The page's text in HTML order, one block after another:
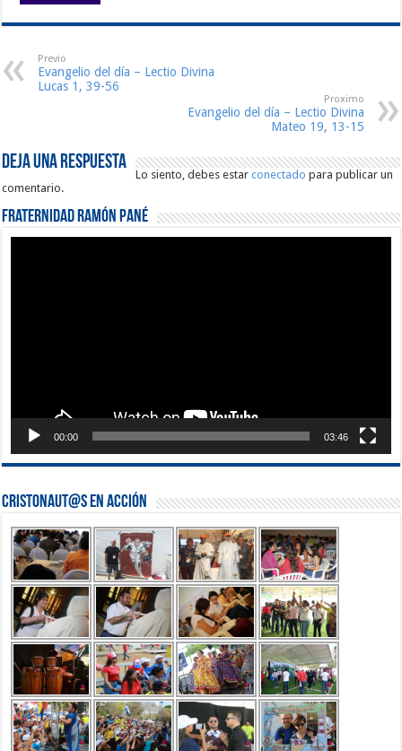
Previo
Evangelio del día – Lectio Divina
Lucas 1, 39-56
Proximo
Evangelio del día – Lectio Divina
Mateo 19, 13-15
Deja una respuesta
Lo siento, debes estarconectado para publicar un
comentario.
Fraternidad Ramón Pané
00:00 03:46
Cristonaut@s en Acción